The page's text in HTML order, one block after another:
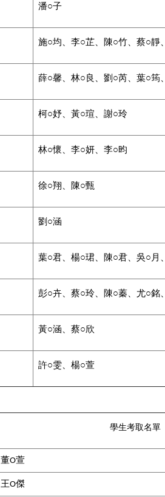
潘○子
施○均、李○芷、陳○竹、蔡○靜
薛○馨、林○良、劉○芮、葉○筠
柯○妤、黃○瑄、謝○玲
林○懷、李○妍、李○昀
徐○翔、陳○甄
劉○涵
葉○君、楊○珺、陳○君、吳○月
彭○卉、蔡○玲、陳○蓁、尤○銘
黃○涵、蔡○欣
許○雯、楊○萱
學生考取名單
董O萱
王O傑